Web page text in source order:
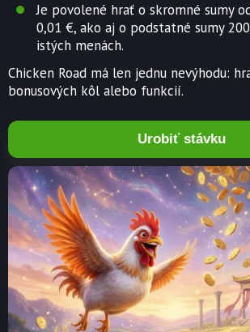
Je povolené hrať o skromné sumy
0,01 €, ako aj o podstatné sumy
istých menách.
Chicken Road má len jednu nevýhodu:
bonusových kôl alebo funkcií.
Urobiť stávku